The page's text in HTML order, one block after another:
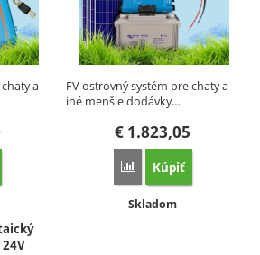
a
FV ostrovný systém pre chaty a
iné menšie dodávky…
€ 1.823,05
Porovnať
Kúpiť
Dostupnosť:
Skladom